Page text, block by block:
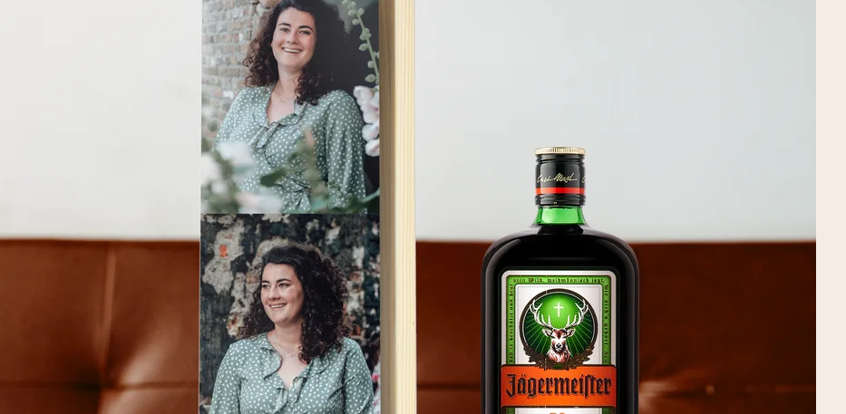
Creează ceva unic în doar câțiva pași - cu numele ei, fotografia ta sau un mesaj din suflet. Fără bătăi de cap, doar bucură-te de moment.